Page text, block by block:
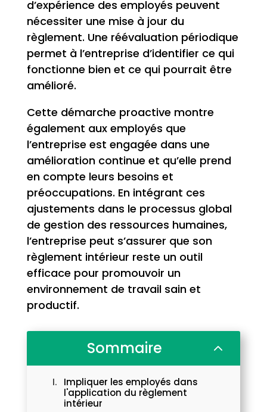
d’expérience des employés peuvent
nécessiter une mise à jour du
règlement. Une réévaluation périodique
permet à l’entreprise d’identifier ce qui
fonctionne bien et ce qui pourrait être
amélioré.
Cette démarche proactive montre
également aux employés que
l’entreprise est engagée dans une
amélioration continue et qu’elle prend
en compte leurs besoins et
préoccupations. En intégrant ces
ajustements dans le processus global
de gestion des ressources humaines,
l’entreprise peut s’assurer que son
règlement intérieur reste un outil
efficace pour promouvoir un
environnement de travail sain et
productif.
Sommaire 2
Impliquer les employés dans
l'application du règlement
intérieur